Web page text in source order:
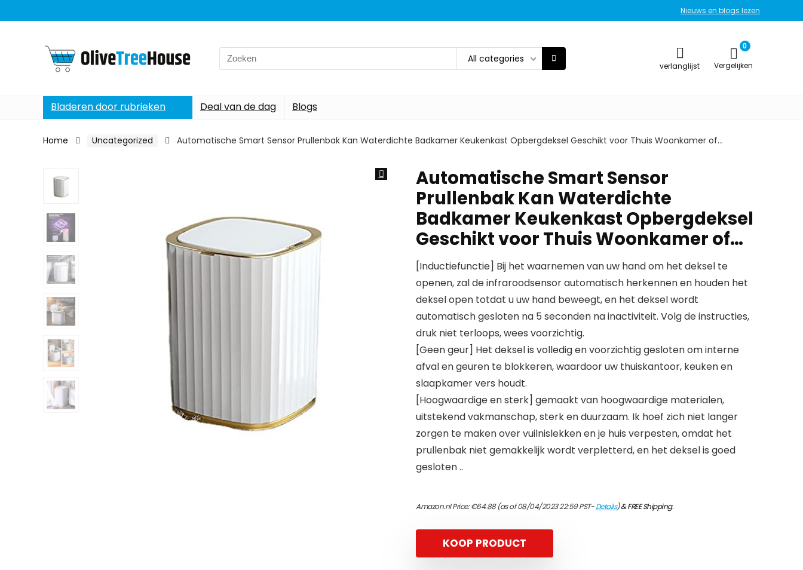
Nieuws en blogs lezen
Search
for:
All categories
verlanglijst
0
Vergelijken
Bladeren door rubrieken Deal van de dag Blogs
Home Uncategorized Automatische Smart Sensor Prullenbak Kan Waterdichte Badkamer Keukenkast Opbergdeksel Geschikt voor Thuis Woonkamer of…
Automatische Smart Sensor
Prullenbak Kan Waterdichte
Badkamer Keukenkast Opbergdeksel
Geschikt voor Thuis Woonkamer of…
[Inductiefunctie] Bij het waarnemen van uw hand om het deksel te
openen, zal de infraroodsensor automatisch herkennen en houden het
deksel open totdat u uw hand beweegt, en het deksel wordt
automatisch gesloten na 5 seconden na inactiviteit. Volg de instructies,
druk niet terloops, wees voorzichtig.
[Geen geur] Het deksel is volledig en voorzichtig gesloten om interne
afval en geuren te blokkeren, waardoor uw thuiskantoor, keuken en
slaapkamer vers houdt.
[Hoogwaardige en sterk] gemaakt van hoogwaardige materialen,
uitstekend vakmanschap, sterk en duurzaam. Ik hoef zich niet langer
zorgen te maken over vuilnislekken en je huis verpesten, omdat het
prullenbak niet gemakkelijk wordt verpletterd, en het deksel is goed
gesloten ..
Amazon.nl Price:€64.88(as of 08/04/2023 22:59 PST-Details)&FREE Shipping.
KOOP PRODUCT